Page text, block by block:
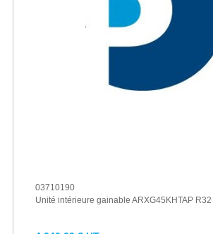
03710190
Unité intérieure gainable ARXG45KHTAP